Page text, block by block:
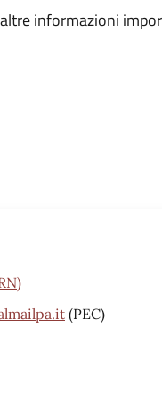
informazioni
(PEC)